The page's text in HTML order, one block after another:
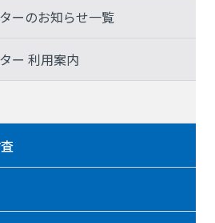
ーのお知らせ一覧
ー 利用案内